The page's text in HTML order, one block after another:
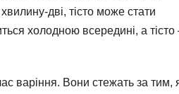
дві, тісто може стати
холодною всередині, а
варіння. Вони стежать за тим,